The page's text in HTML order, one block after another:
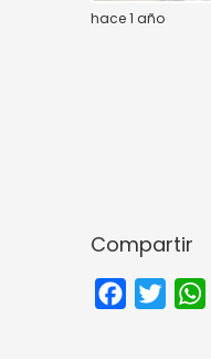
hace 1 año
Compartir
Facebook